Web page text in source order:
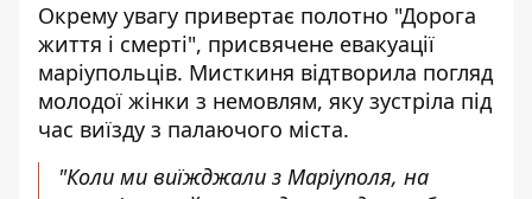
Окрему увагу привертає полотно "Дорога
життя і смерті", присвячене евакуації
маріупольців. Мисткиня відтворила погляд
молодої жінки з немовлям, яку зустріла під
час виїзду з палаючого міста.
"Коли ми виїжджали з Маріуполя, на